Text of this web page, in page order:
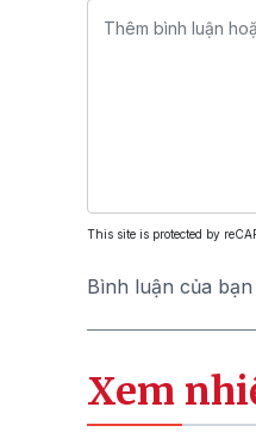
This site is protected by
Bình luận của
Xem